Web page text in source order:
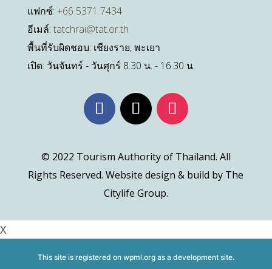
แฟกซ์: +66 5371 7434
อีเมล์: tatchrai@tat.or.th
พื้นที่รับผิดชอบ: เชียงราย, พะเยา
เปิด: วันจันทร์ - วันศุกร์ 8.30 น. - 16.30 น.
© 2022 Tourism Authority of Thailand. All
Rights Reserved. Website design & build by The
Citylife Group.
X
This site is registered on wpml.org as a development site.